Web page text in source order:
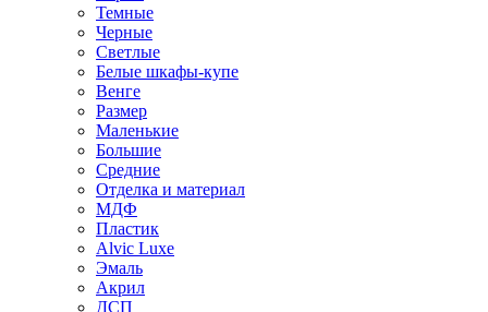
Темные
Черные
Светлые
Белые шкафы-купе
Венге
Размер
Маленькие
Большие
Средние
Отделка и материал
МДФ
Пластик
Alvic Luxe
Эмаль
Акрил
ДСП